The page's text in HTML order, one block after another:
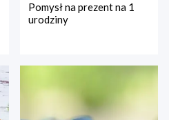
Pomysł na prezent na 1
urodziny